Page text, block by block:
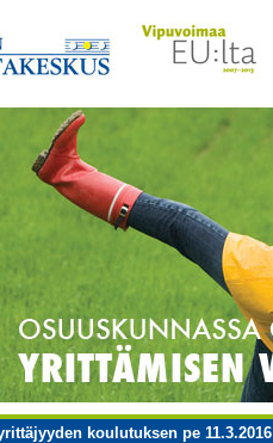
koulutuksen pe 11.3.2016